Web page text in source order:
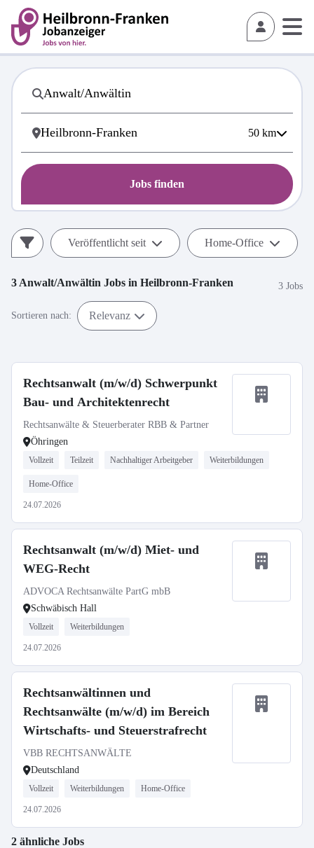
50 km
Jobs finden
Veröffentlicht seit Home-Office
3 Anwalt/Anwältin Jobs in Heilbronn-Franken 3 Jobs
Sortieren nach: Relevanz
Rechtsanwalt (m/w/d) Schwerpunkt
Bau- und Architektenrecht
Rechtsanwälte & Steuerberater RBB & Partner
Öhringen
Vollzeit Teilzeit Nachhaltiger Arbeitgeber Weiterbildungen
Home-Office
24.07.2026
Rechtsanwalt (m/w/d) Miet- und
WEG-Recht
ADVOCA Rechtsanwälte PartG mbB
Schwäbisch Hall
Vollzeit Weiterbildungen
24.07.2026
Rechtsanwältinnen und
Rechtsanwälte (m/w/d) im Bereich
Wirtschafts- und Steuerstrafrecht
VBB RECHTSANWÄLTE
Deutschland
Vollzeit Weiterbildungen Home-Office
24.07.2026
2 ähnliche Jobs